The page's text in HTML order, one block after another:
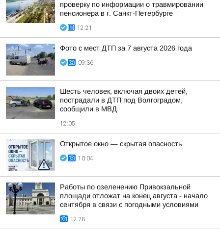
проверку по информации о травмировании
пенсионера в г. Санкт-Петербурге
12:21
Фото с мест ДТП за 7 августа 2026 года
09:36
Шесть человек, включая двоих детей,
пострадали в ДТП под Волгоградом,
сообщили в МВД
12:05
Открытое окно — скрытая опасность
10:04
Работы по озеленению Привокзальной
площади отложат на конец августа - начало
сентября в связи с погодными условиями
12:28